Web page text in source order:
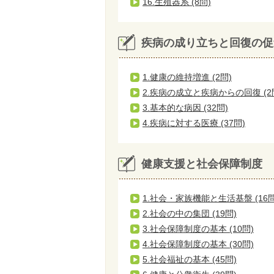
疾病の成り立ちと回復の
1.健康の維持増進 (2問)
2.疾病の成立と疾病からの回復 (2
3.基本的な病因 (32問)
4.疾病に対する医療 (37問)
健康支援と社会保障制度
1.社会・家族機能と生活基盤 (16
2.社会の中の集団 (19問)
3.社会保障制度の基本 (10問)
4.社会保障制度の基本 (30問)
5.社会福祉の基本 (45問)